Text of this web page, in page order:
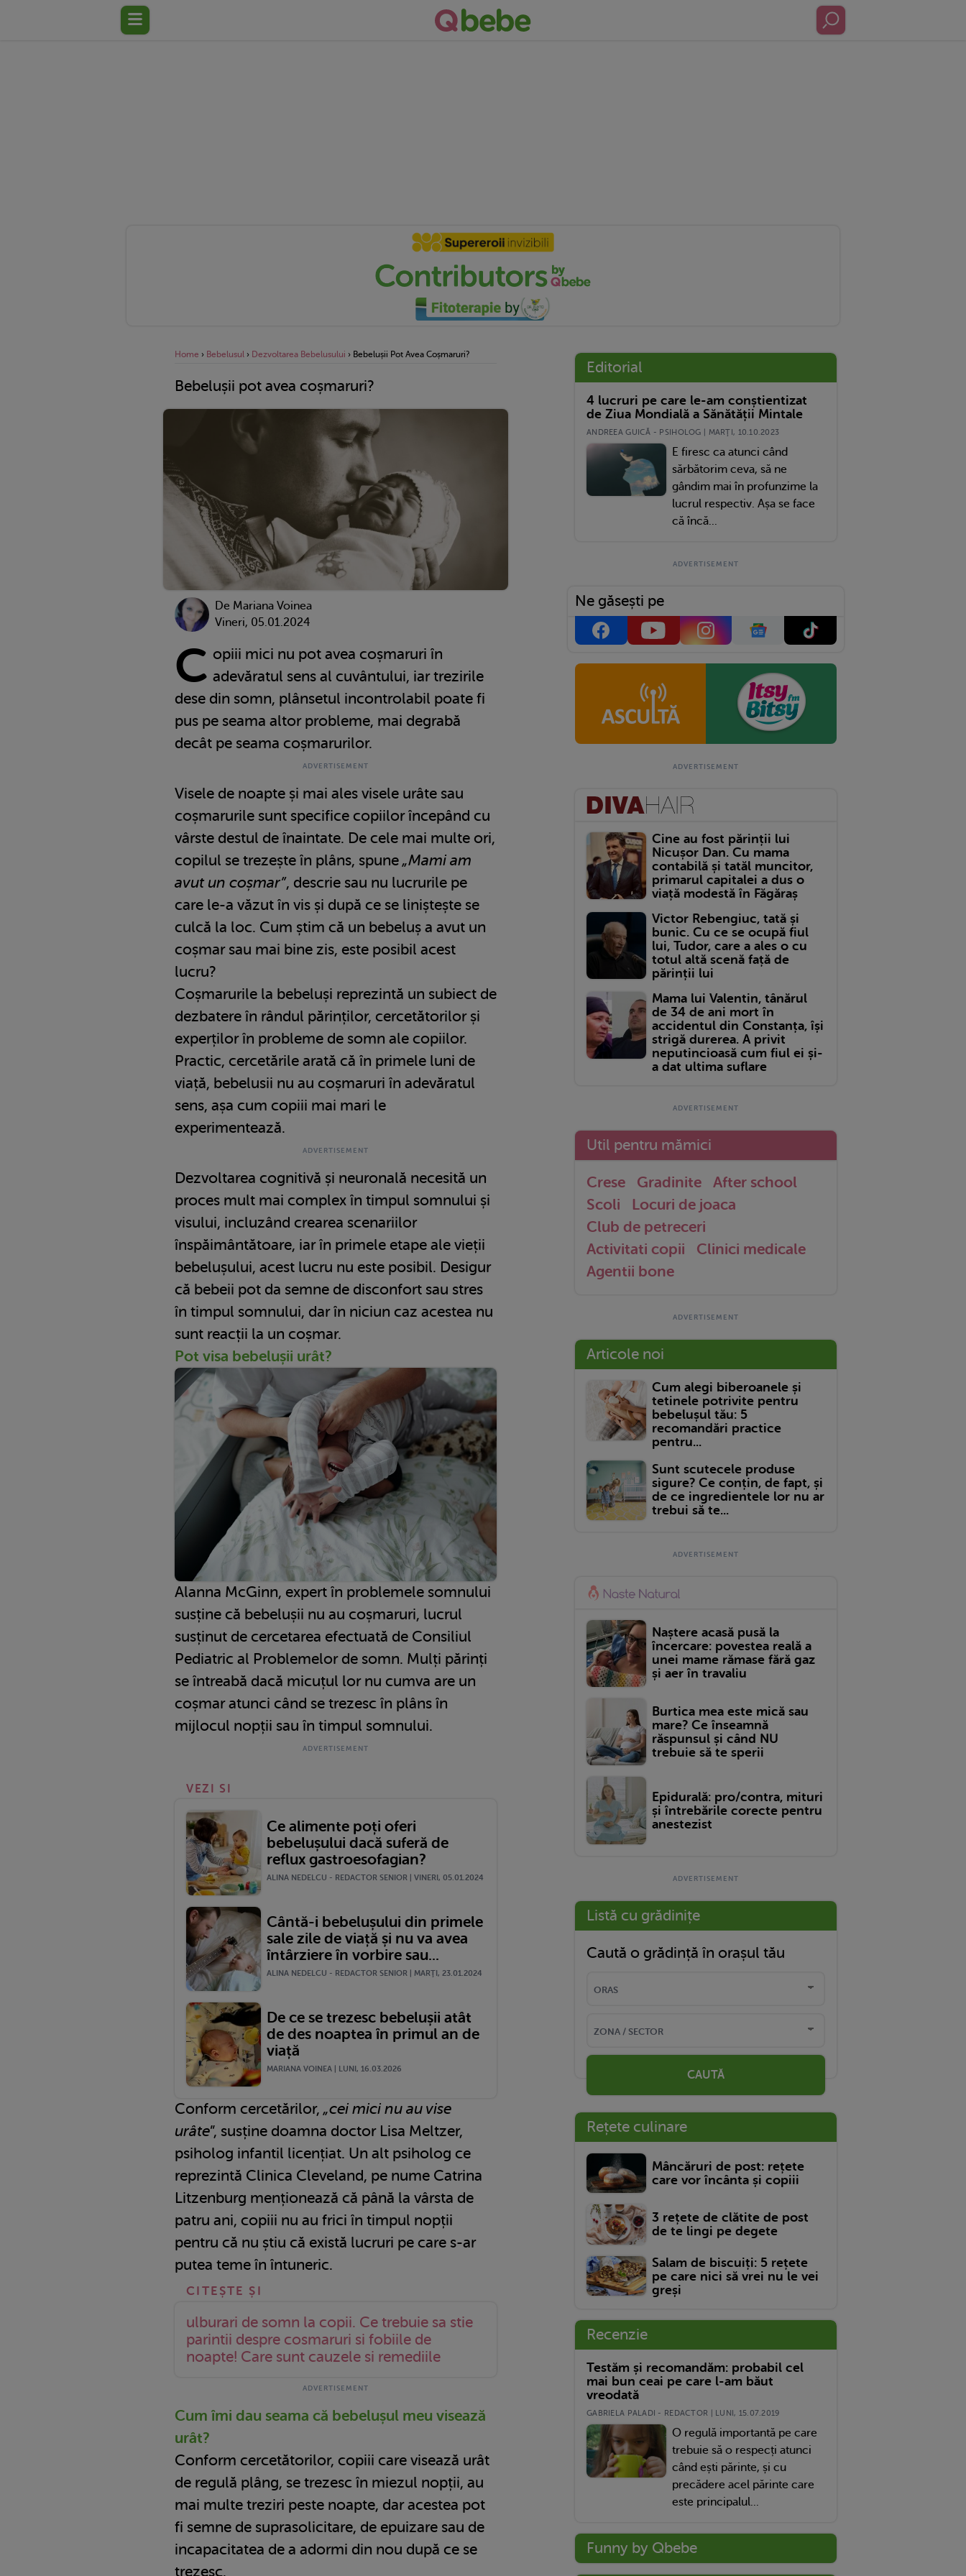
Home › Bebelusul › Dezvoltarea Bebelusului › Bebelușii Pot Avea Coșmaruri?
Bebelușii pot avea coșmaruri?
De Mariana Voinea
Vineri, 05.01.2024
C opiii mici nu pot avea coșmaruri în
adevăratul sens al cuvântului, iar trezirile
dese din somn, plânsetul incontrolabil poate fi
pus pe seama altor probleme, mai degrabă
decât pe seama coșmarurilor.
Visele de noapte și mai ales visele urâte sau
coșmarurile sunt specifice copiilor începând cu
vârste destul de înaintate. De cele mai multe ori,
copilul se trezește în plâns, spune „Mami am
avut un coșmar”, descrie sau nu lucrurile pe
care le-a văzut în vis și după ce se liniștește se
culcă la loc. Cum știm că un bebeluș a avut un
coșmar sau mai bine zis, este posibil acest
lucru?
Coșmarurile la bebeluși reprezintă un subiect de
dezbatere în rândul părinților, cercetătorilor și
experților în probleme de somn ale copiilor.
Practic, cercetările arată că în primele luni de
viață, bebelusii nu au coșmaruri în adevăratul
sens, așa cum copiii mai mari le
experimentează.
Dezvoltarea cognitivă și neuronală necesită un
proces mult mai complex în timpul somnului și
visului, incluzând crearea scenariilor
înspăimântătoare, iar în primele etape ale vieții
bebelușului, acest lucru nu este posibil. Desigur
că bebeii pot da semne de disconfort sau stres
în timpul somnului, dar în niciun caz acestea nu
sunt reacții la un coșmar.
Pot visa bebelușii urât?
Alanna McGinn, expert în problemele somnului
susține că bebelușii nu au coșmaruri, lucrul
susținut de cercetarea efectuată de Consiliul
Pediatric al Problemelor de somn. Mulți părinți
se întreabă dacă micuțul lor nu cumva are un
coșmar atunci când se trezesc în plâns în
mijlocul nopții sau în timpul somnului.
VEZI SI
Ce alimente poți oferi
bebelușului dacă suferă de
reflux gastroesofagian?
ALINA NEDELCU - REDACTOR SENIOR | VINERI, 05.01.2024
Cântă-i bebelușului din primele
sale zile de viață și nu va avea
întârziere în vorbire sau...
ALINA NEDELCU - REDACTOR SENIOR | MARŢI, 23.01.2024
De ce se trezesc bebelușii atât
de des noaptea în primul an de
viață
MARIANA VOINEA | LUNI, 16.03.2026
Conform cercetărilor, „cei mici nu au vise
urâte”, susține doamna doctor Lisa Meltzer,
psiholog infantil licențiat. Un alt psiholog ce
reprezintă Clinica Cleveland, pe nume Catrina
Litzenburg menționează că până la vârsta de
patru ani, copiii nu au frici în timpul nopții
pentru că nu știu că există lucruri pe care s-ar
putea teme în întuneric.
ulburari de somn la copii. Ce trebuie sa stie
parintii despre cosmaruri si fobiile de
noapte! Care sunt cauzele si remediile
Cum îmi dau seama că bebelușul meu visează
urât?
Conform cercetătorilor, copiii care visează urât
de regulă plâng, se trezesc în miezul nopții, au
mai multe treziri peste noapte, dar acestea pot
fi semne de suprasolicitare, de epuizare sau de
incapacitatea de a adormi din nou după ce se
trezesc.
Editorial
4 lucruri pe care le-am conștientizat
de Ziua Mondială a Sănătății Mintale
ANDREEA GUICĂ - PSIHOLOG | MARŢI, 10.10.2023
E firesc ca atunci când
sărbătorim ceva, să ne
gândim mai în profunzime la
lucrul respectiv. Așa se face
că încă...
Ne găsești pe
Cine au fost părinții lui
Nicușor Dan. Cu mama
contabilă și tatăl muncitor,
primarul capitalei a dus o
viață modestă în Făgăraș
Victor Rebengiuc, tată și
bunic. Cu ce se ocupă fiul
lui, Tudor, care a ales o cu
totul altă scenă față de
părinții lui
Mama lui Valentin, tânărul
de 34 de ani mort în
accidentul din Constanța, își
strigă durerea. A privit
neputincioasă cum fiul ei și-
a dat ultima suflare
Util pentru mămici
Crese Gradinite
After school
Scoli
Locuri de joaca
Club de petreceri
Activitati copii
Clinici medicale
Agentii bone
Articole noi
Cum alegi biberoanele și
tetinele potrivite pentru
bebelușul tău: 5
recomandări practice
pentru...
Sunt scutecele produse
sigure? Ce conțin, de fapt, și
de ce ingredientele lor nu ar
trebui să te...
Naștere acasă pusă la
încercare: povestea reală a
unei mame rămase fără gaz
și aer în travaliu
Burtica mea este mică sau
mare? Ce înseamnă
răspunsul și când NU
trebuie să te sperii
Epidurală: pro/contra, mituri
și întrebările corecte pentru
anestezist
Listă cu grădinițe
Caută o grădință în orașul tău
CAUTĂ
Rețete culinare
Mâncăruri de post: rețete
care vor încânta și copiii
3 rețete de clătite de post
de te lingi pe degete
Salam de biscuiți: 5 rețete
pe care nici să vrei nu le vei
greși
Recenzie
Testăm și recomandăm: probabil cel
mai bun ceai pe care l-am băut
vreodată
GABRIELA PALADI - REDACTOR | LUNI, 15.07.2019
O regulă importantă pe care
trebuie să o respecți atunci
când ești părinte, și cu
precădere acel părinte care
este principalul...
Funny by Qbebe